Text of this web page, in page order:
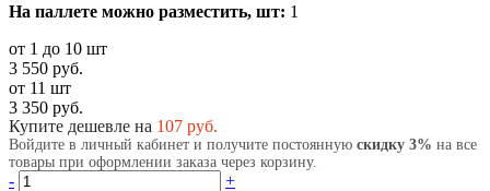
На паллете можно разместить, шт: 1
от 1 до 10 шт
3 550 руб.
от 11 шт
3 350 руб.
Купите дешевле на 107 руб.
Войдите в личный кабинет и получите постоянную скидку 3% на все
товары при оформлении заказа через корзину.
-
+